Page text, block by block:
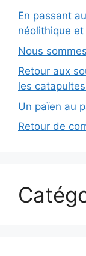
En passant
néolithique
Nous
Retour aux
les
Un païen au
Retour de